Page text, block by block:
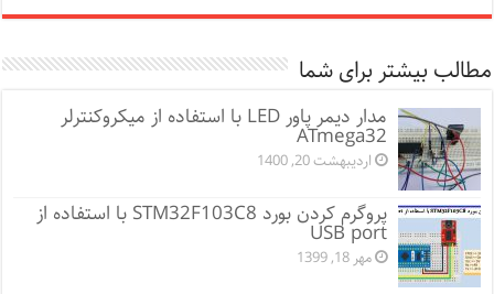
مطالب بیشتر برای شما
مدار دیمر پاور LED با استفاده از میکروکنترلر
ATmega32
اردیبهشت 20, 1400
پروگرم کردن بورد STM32F103C8 با استفاده از
USB port
مهر 18, 1399